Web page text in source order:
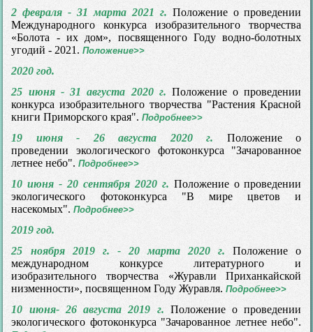
2 февраля - 31 марта 2021 г. Положение о проведении
Международного конкурса изобразительного творчества
«Болота - их дом», посвященного Году водно-болотных
угодий - 2021.Положение>>
2020 год.
25 июня - 31 августа 2020 г. Положение о проведении
конкурса изобразительного творчества "Растения Красной
книги Приморского края".Подробнее>>
19 июня - 26 августа 2020 г. Положение о
проведении экологического фотоконкурса "Зачарованное
летнее небо".Подробнее>>
10 июня - 20 сентября 2020 г. Положение о проведении
экологического фотоконкурса "В мире цветов и
насекомых". Подробнее>>
2019 год.
25 ноября 2019 г. - 20 марта 2020 г. Положение о
международном конкурсе литературного и
изобразительного творчества «Журавли Приханкайской
низменности», посвященном Году Журавля.Подробнее>>
10 июня- 26 августа 2019 г. Положение о проведении
экологического фотоконкурса "Зачарованное летнее небо".